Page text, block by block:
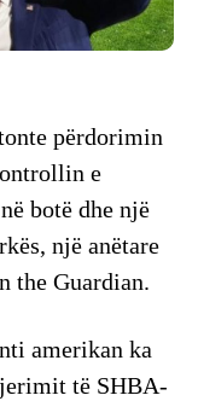
përdorimin
e
botë dhe një
një anëtare
the Guardian.
amerikan ka
të SHBA-